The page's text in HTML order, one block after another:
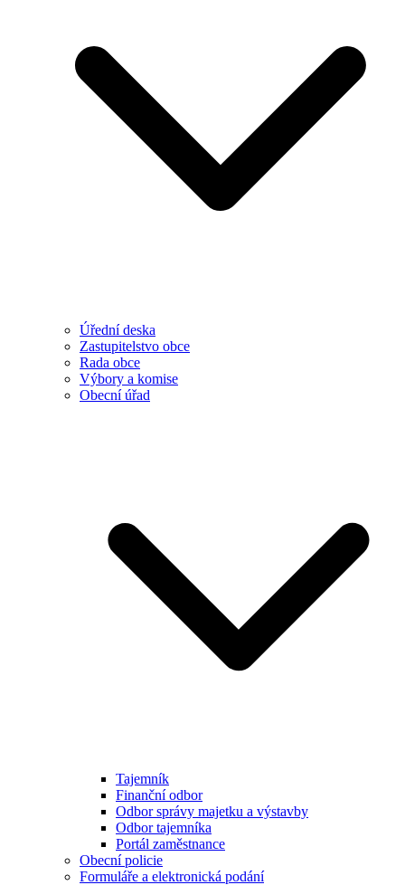
Úřední deska
Zastupitelstvo obce
Rada obce
Výbory a komise
Obecní úřad
Tajemník
Finanční odbor
Odbor správy majetku a výstavby
Odbor tajemníka
Portál zaměstnance
Obecní policie
Formuláře a elektronická podání